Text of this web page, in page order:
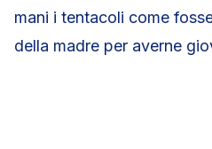
mani i tentacoli come
della madre per averne